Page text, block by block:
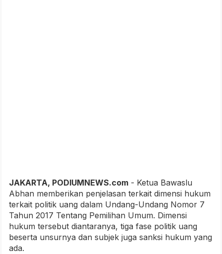
JAKARTA, PODIUMNEWS.com - Ketua Bawaslu
Abhan memberikan penjelasan terkait dimensi hukum
terkait politik uang dalam Undang-Undang Nomor 7
Tahun 2017 Tentang Pemilihan Umum. Dimensi
hukum tersebut diantaranya, tiga fase politik uang
beserta unsurnya dan subjek juga sanksi hukum yang
ada.